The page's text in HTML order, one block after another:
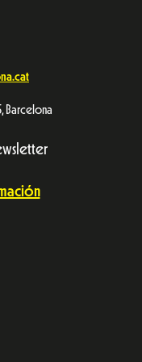
Barcelona